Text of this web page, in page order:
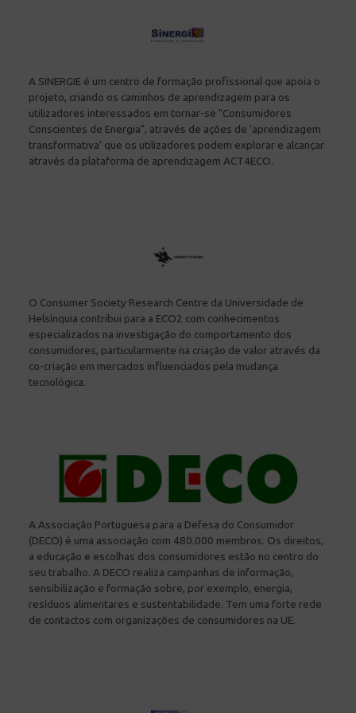
A SINERGIE é um centro de formação profissional que apoia o
projeto, criando os caminhos de aprendizagem para os
utilizadores interessados em tornar-se "Consumidores
Conscientes de Energia", através de ações de 'aprendizagem
transformativa' que os utilizadores podem explorar e alcançar
através da plataforma de aprendizagem ACT4ECO.
O Consumer Society Research Centre da Universidade de
Helsínquia contribui para a ECO2 com conhecimentos
especializados na investigação do comportamento dos
consumidores, particularmente na criação de valor através da
co-criação em mercados influenciados pela mudança
tecnológica.
A Associação Portuguesa para a Defesa do Consumidor
(DECO) é uma associação com 480.000 membros. Os direitos,
a educação e escolhas dos consumidores estão no centro do
seu trabalho. A DECO realiza campanhas de informação,
sensibilização e formação sobre, por exemplo, energia,
resíduos alimentares e sustentabilidade. Tem uma forte rede
de contactos com organizações de consumidores na UE.